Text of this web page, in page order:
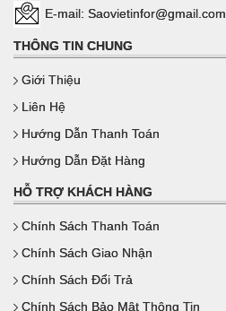
khuôn, và cải thiện
E-mail: Saovietinfor@gmail.com
THÔNG TIN CHUNG
Giới Thiệu
Liên Hệ
Hướng Dẫn Thanh Toán
Hướng Dẫn Đặt Hàng
HỖ TRỢ KHÁCH HÀNG
Chính Sách Thanh Toán
Chính Sách Giao Nhận
Chính Sách Đổi Trả
Chính Sách Bảo Mật Thông Tin